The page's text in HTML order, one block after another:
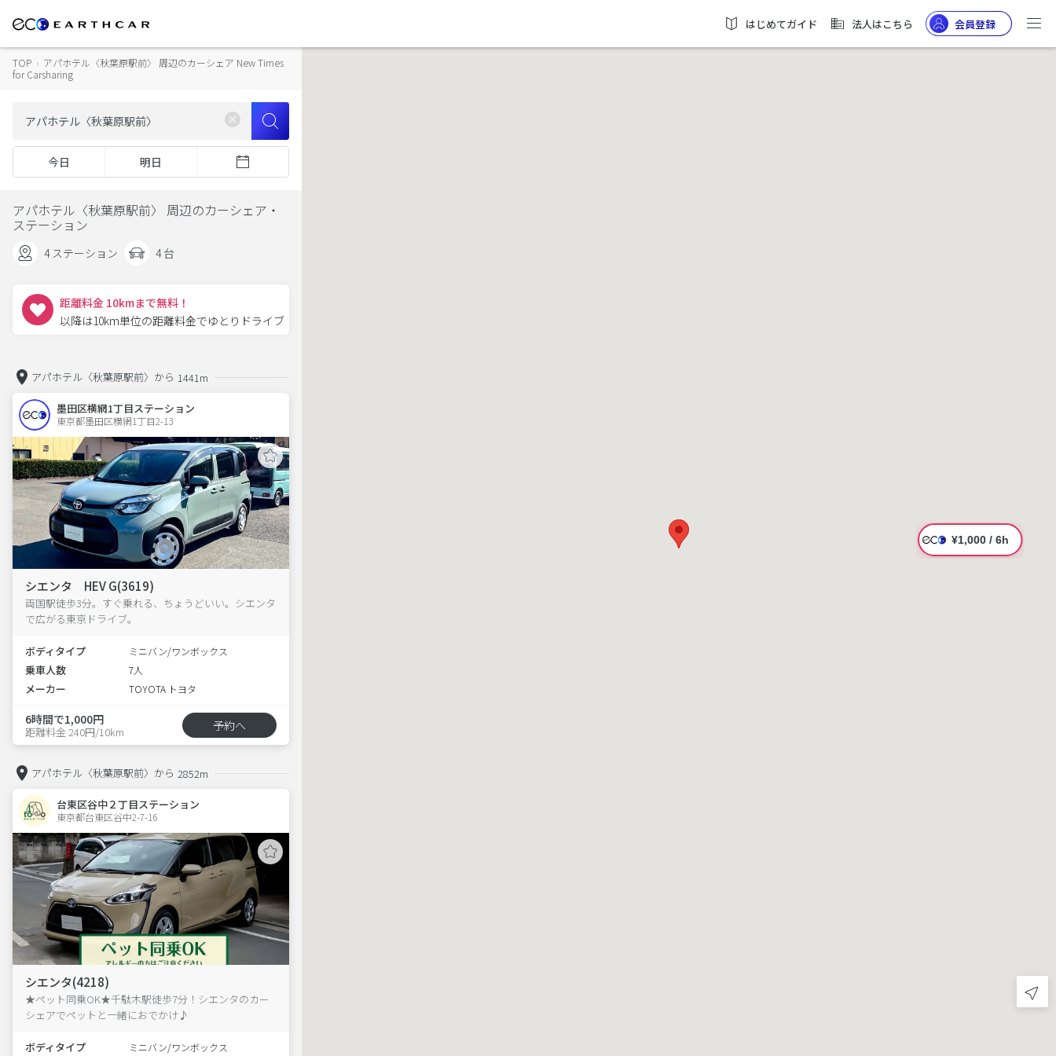
はじめてガイド 法人はこちら 会員登録
TOP › アパホテル〈秋葉原駅前〉 周辺のカーシェア New Times
for Carsharing
今日 明日
アパホテル〈秋葉原駅前〉 周辺のカーシェア・
ステーション
4 ステーション 4 台
距離料金 10kmまで無料！
以降は10km単位の距離料金でゆとりドライブ
アパホテル〈秋葉原駅前〉から 1441m
墨田区横網1丁目ステーション
東京都墨田区横網1丁目2-13
シエンタ HEV G(3619)
両国駅徒歩3分。すぐ乗れる、ちょうどいい。シエンタ
で広がる東京ドライブ。
ボディタイプ ミニバン/ワンボックス
乗車人数 7人
メーカー TOYOTA トヨタ
6時間で1,000円
距離料金 240円/10km 予約へ
アパホテル〈秋葉原駅前〉から 2852m
台東区谷中２丁目ステーション
東京都台東区谷中2-7-16
シエンタ(4218)
★ペット同乗OK★千駄木駅徒歩7分！シエンタのカー
シェアでペットと一緒におでかけ♪
ボディタイプ ミニバン/ワンボックス